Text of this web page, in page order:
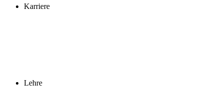
Karriere
Lehre